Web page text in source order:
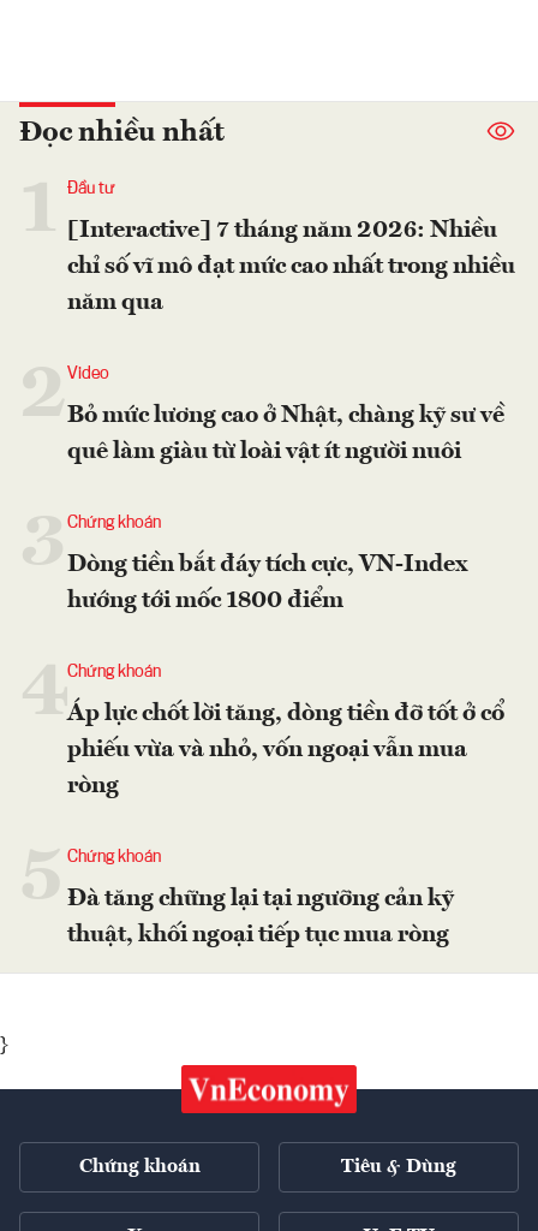
Đọc nhiều nhất
Đầu tư
[Interactive] 7 tháng năm 2026: Nhiều
chỉ số vĩ mô đạt mức cao nhất trong nhiều
năm qua
2Video
Bỏ mức lương cao ở Nhật, chàng kỹ sư về
quê làm giàu từ loài vật ít người nuôi
Chứng khoán
Dòng tiền bắt đáy tích cực, VN-Index
hướng tới mốc 1800 điểm
4Chứng khoán
Áp lực chốt lời tăng, dòng tiền đỡ tốt ở cổ
phiếu vừa và nhỏ, vốn ngoại vẫn mua
ròng
Chứng khoán
Đà tăng chững lại tại ngưỡng cản kỹ
thuật, khối ngoại tiếp tục mua ròng
}
Chứng khoán Tiêu & Dùng